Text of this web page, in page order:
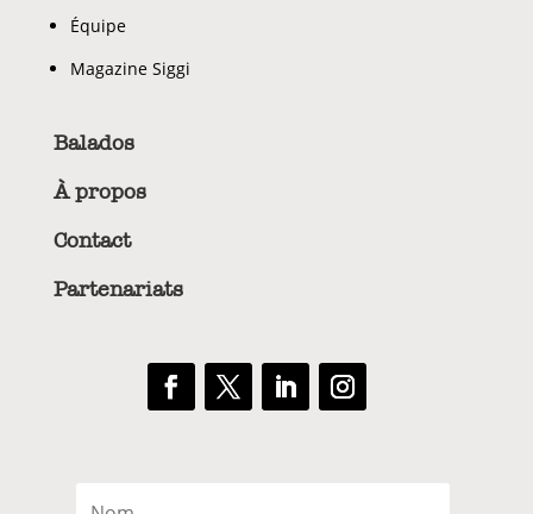
Équipe
Magazine Siggi
Balados
À propos
Contact
Partenariats